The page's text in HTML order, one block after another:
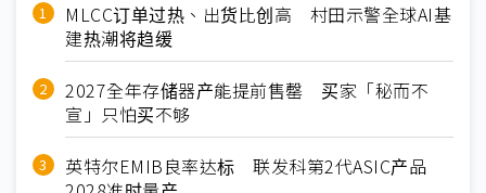
MLCC订单过热、出货比创高 村田示警全球AI基
建热潮将趋缓
2027全年存储器产能提前售罄 买家「秘而不
宣」只怕买不够
英特尔EMIB良率达标 联发科第2代ASIC产品